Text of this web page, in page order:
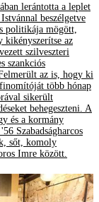
lerántotta a leplet
beszélgetve
politikája mögött,
kikényszerítse az
szilveszteri
szankciós
az is, hogy ki
több hónap
sikerült
behegeszteni. A
és a kormány
Szabadságharcos
sőt, komoly
Imre között.